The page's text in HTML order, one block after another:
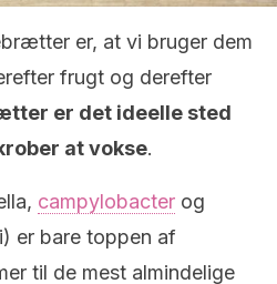
er, at vi bruger dem
frugt og derefter
er det ideelle sted
at vokse.
campylobacter og
er bare toppen af
til de mest almindelige